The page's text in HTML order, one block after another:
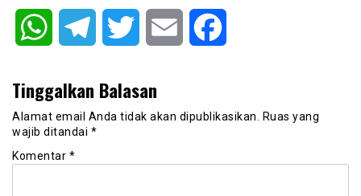
WhatsAppTelegram Twitter Email
Tinggalkan Balasan
Alamat email Anda tidak akan dipublikasikan. Ruas yang
wajib ditandai *
Komentar *